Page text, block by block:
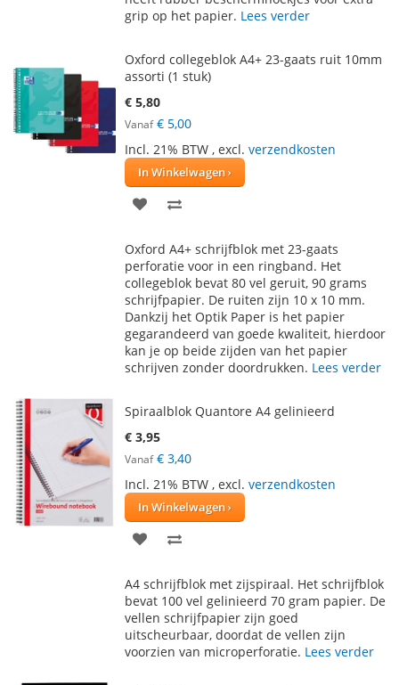
grip op het papier. Lees verder
Oxford collegeblok A4+ 23-gaats ruit 10mm
assorti (1 stuk)
€ 5,80
Vanaf € 5,00
Incl. 21% BTW , excl. verzendkosten
In Winkelwagen
VOEG
AAN
VERLANGLIJST
TE
VERGELIJKEN
Oxford A4+ schrijfblok met 23-gaats
perforatie voor in een ringband. Het
collegeblok bevat 80 vel geruit, 90 grams
schrijfpapier. De ruiten zijn 10 x 10 mm.
Dankzij het Optik Paper is het papier
gegarandeerd van goede kwaliteit, hierdoor
kan je op beide zijden van het papier
schrijven zonder doordrukken. Lees verder
Spiraalblok Quantore A4 gelinieerd
€ 3,95
Vanaf € 3,40
Incl. 21% BTW , excl. verzendkosten
In Winkelwagen
VOEG
AAN
VERLANGLIJST
TE
VERGELIJKEN
A4 schrijfblok met zijspiraal. Het schrijfblok
bevat 100 vel gelinieerd 70 gram papier. De
vellen schrijfpapier zijn goed
uitscheurbaar, doordat de vellen zijn
voorzien van microperforatie. Lees verder